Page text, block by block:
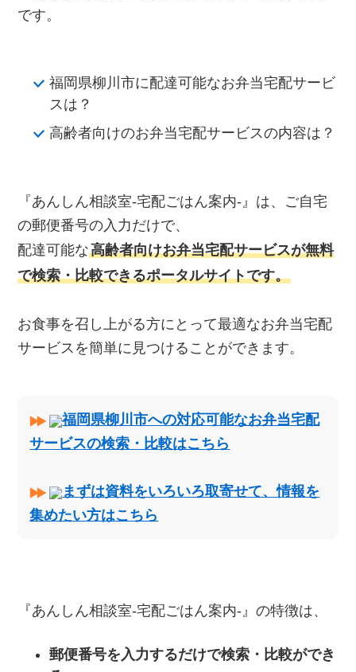
です。
福岡県柳川市に配達可能なお弁当宅配サービ
スは？
高齢者向けのお弁当宅配サービスの内容は？
『あんしん相談室‐宅配ごはん案内‐』は、ご自宅
の郵便番号の入力だけで、
配達可能な高齢者向けお弁当宅配サービスが無料
で検索・比較できるポータルサイトです。
お食事を召し上がる方にとって最適なお弁当宅配
サービスを簡単に見つけることができます。
福岡県柳川市への対応可能なお弁当宅配
サービスの検索・比較はこちら
まずは資料をいろいろ取寄せて、情報を
集めたい方はこちら
『あんしん相談室‐宅配ごはん案内‐』の特徴は、
郵便番号を入力するだけで検索・比較ができ